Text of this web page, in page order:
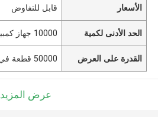
الأسعار قابل للتفاوض
الحد الأدنى لكمية 10000 جهاز كمبيوتر شخصى
القدرة على العرض 50000 قطعة في اليوم
عرض المزيد